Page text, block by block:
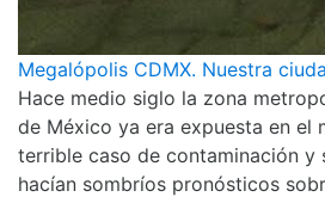
Megalópolis CDMX. Nuestra
Hace medio siglo la zona
de México ya era expuesta en el
terrible caso de contaminación y
hacían sombríos pronósticos